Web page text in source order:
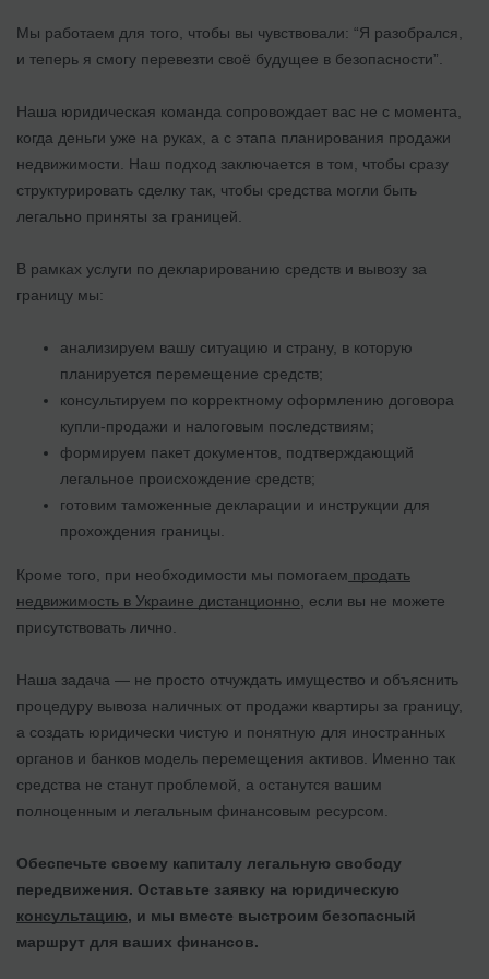
Мы работаем для того, чтобы вы чувствовали: “Я разобрался,
и теперь я смогу перевезти своё будущее в безопасности”.
Наша юридическая команда сопровождает вас не с момента,
когда деньги уже на руках, а с этапа планирования продажи
недвижимости. Наш подход заключается в том, чтобы сразу
структурировать сделку так, чтобы средства могли быть
легально приняты за границей.
В рамках услуги по декларированию средств и вывозу за
границу мы:
анализируем вашу ситуацию и страну, в которую
планируется перемещение средств;
консультируем по корректному оформлению договора
купли-продажи и налоговым последствиям;
формируем пакет документов, подтверждающий
легальное происхождение средств;
готовим таможенные декларации и инструкции для
прохождения границы.
Кроме того, при необходимости мы помогаем продать
недвижимость в Украине дистанционно , если вы не можете
присутствовать лично.
Наша задача — не просто отчуждать имущество и объяснить
процедуру вывоза наличных от продажи квартиры за границу,
а создать юридически чистую и понятную для иностранных
органов и банков модель перемещения активов. Именно так
средства не станут проблемой, а останутся вашим
полноценным и легальным финансовым ресурсом.
Обеспечьте своему капиталу легальную свободу
передвижения. Оставьте заявку на юридическую
консультацию, и мы вместе выстроим безопасный
маршрут для ваших финансов.